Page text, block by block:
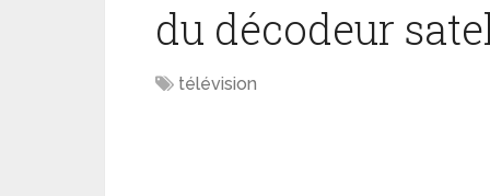
du décodeur
télévision